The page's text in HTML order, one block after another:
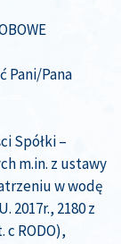
Pani/Pana
Spółki –
m.in. z ustawy
w wodę
2017r., 2180 z
c RODO),